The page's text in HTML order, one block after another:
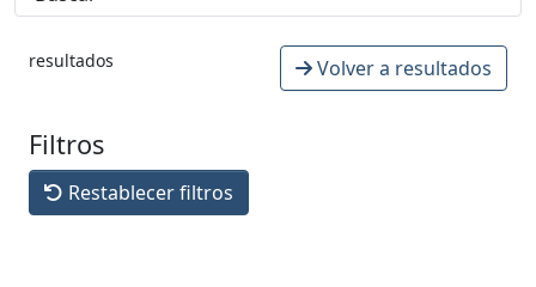
resultados Volver a resultados
Filtros
Restablecer filtros